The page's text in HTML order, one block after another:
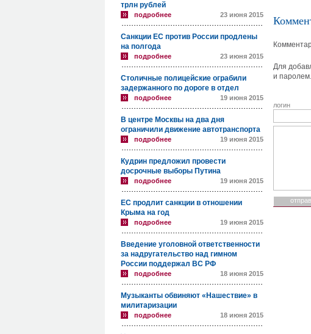
трлн рублей
подробнее 23 июня 2015
Санкции ЕС против России продлены
на полгода
подробнее 23 июня 2015
Столичные полицейские ограбили
задержанного по дороге в отдел
подробнее 19 июня 2015
В центре Москвы на два дня
ограничили движение автотранспорта
подробнее 19 июня 2015
Кудрин предложил провести
досрочные выборы Путина
подробнее 19 июня 2015
ЕС продлит санкции в отношении
Крыма на год
подробнее 19 июня 2015
Введение уголовной ответственности
за надругательство над гимном
России поддержал ВС РФ
подробнее 18 июня 2015
Музыканты обвиняют «Нашествие» в
милитаризации
подробнее 18 июня 2015
Для
и паролем.
логин